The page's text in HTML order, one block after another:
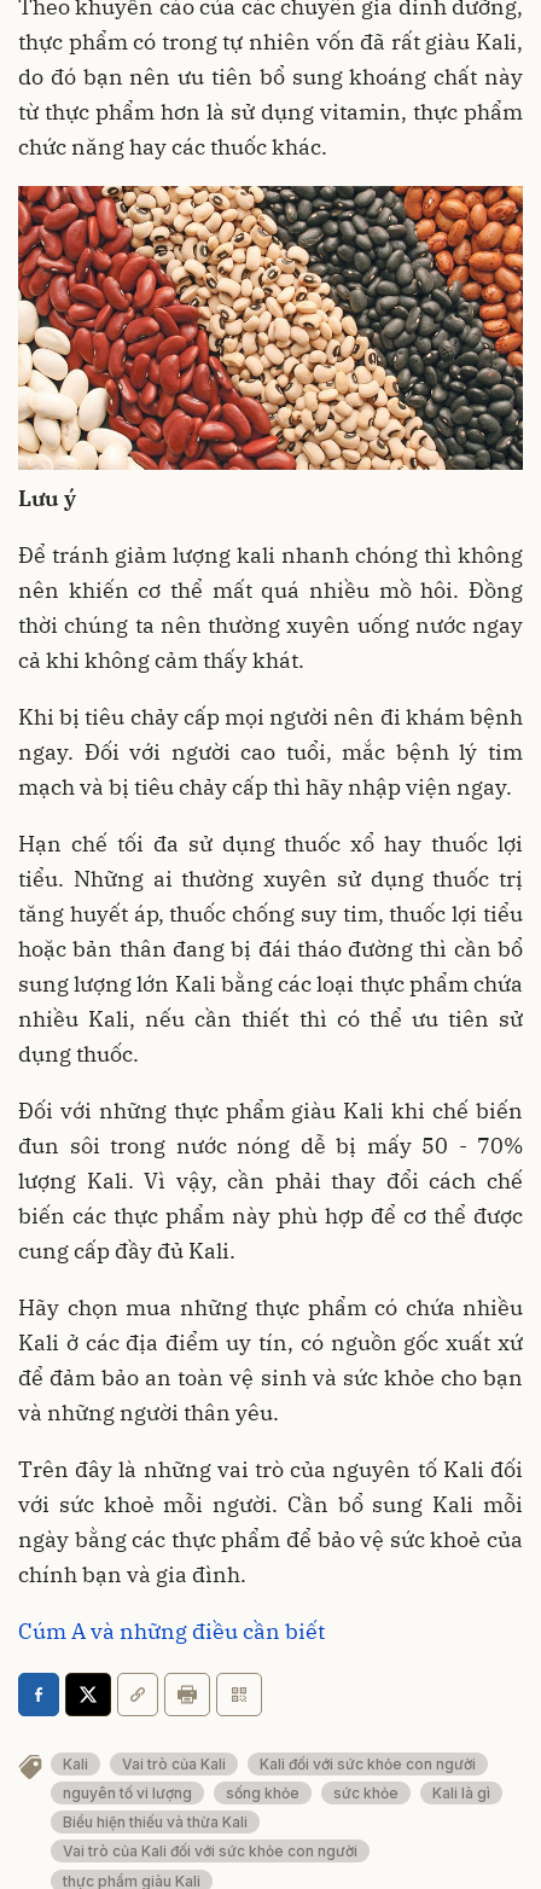
Theo khuyến cáo của các chuyên gia dinh dưỡng,
thực phẩm có trong tự nhiên vốn đã rất giàu Kali,
do đó bạn nên ưu tiên bổ sung khoáng chất này
từ thực phẩm hơn là sử dụng vitamin, thực phẩm
chức năng hay các thuốc khác.
Lưu ý
Để tránh giảm lượng kali nhanh chóng thì không
nên khiến cơ thể mất quá nhiều mồ hôi. Đồng
thời chúng ta nên thường xuyên uống nước ngay
cả khi không cảm thấy khát.
Khi bị tiêu chảy cấp mọi người nên đi khám bệnh
ngay. Đối với người cao tuổi, mắc bệnh lý tim
mạch và bị tiêu chảy cấp thì hãy nhập viện ngay.
Hạn chế tối đa sử dụng thuốc xổ hay thuốc lợi
tiểu. Những ai thường xuyên sử dụng thuốc trị
tăng huyết áp, thuốc chống suy tim, thuốc lợi tiểu
hoặc bản thân đang bị đái tháo đường thì cần bổ
sung lượng lớn Kali bằng các loại thực phẩm chứa
nhiều Kali, nếu cần thiết thì có thể ưu tiên sử
dụng thuốc.
Đối với những thực phẩm giàu Kali khi chế biến
đun sôi trong nước nóng dễ bị mấy 50 - 70%
lượng Kali. Vì vậy, cần phải thay đổi cách chế
biến các thực phẩm này phù hợp để cơ thể được
cung cấp đầy đủ Kali.
Hãy chọn mua những thực phẩm có chứa nhiều
Kali ở các địa điểm uy tín, có nguồn gốc xuất xứ
để đảm bảo an toàn vệ sinh và sức khỏe cho bạn
và những người thân yêu.
Trên đây là những vai trò của nguyên tố Kali đối
với sức khoẻ mỗi người. Cần bổ sung Kali mỗi
ngày bằng các thực phẩm để bảo vệ sức khoẻ của
chính bạn và gia đình.
Cúm A và những điều cần biết
Kali Vai trò của Kali
Kali đối với sức khỏe con người
nguyên tố vi lượng
sống khỏe sức khỏe
Kali là gì
Biểu hiện thiếu và thừa Kali
Vai trò của Kali đối với sức khỏe con người
thực phẩm giàu Kali